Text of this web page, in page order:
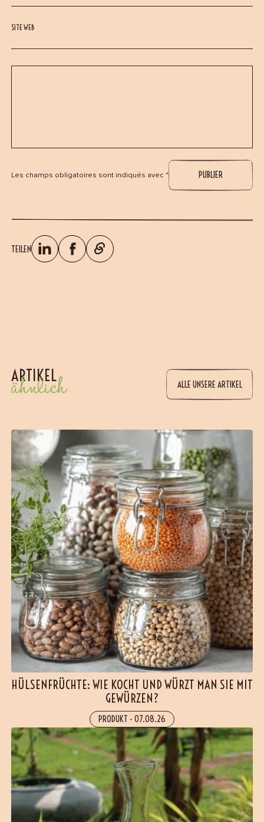
SITE WEB
Les champs obligatoires sont indiqués avec *
TEILEN
ARTIKEL
ähnlich ALLE UNSERE ARTIKEL
HÜLSENFRÜCHTE: WIE KOCHT UND WÜRZT MAN SIE MIT
GEWÜRZEN?
PRODUKT - 07.08.26